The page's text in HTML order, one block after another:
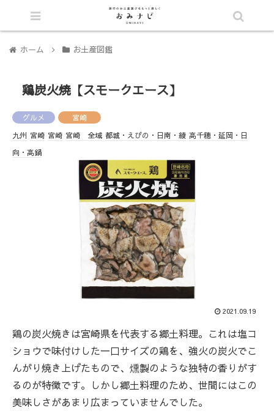
ホーム お土産図鑑
鶏炭火焼【スモークエース】
グルメ
宮崎
九州 宮崎 宮崎 宮崎 全域 都城・えびの・日南・綾 高千穂・延岡・日
向・高鍋
2021.09.19
鶏の炭火焼きは宮崎県を代表する郷土料理。これは塩コ
ショウで味付けした一口サイズの鶏を、強火の炭火でこ
んがり焼き上げたもので、燻製のような独特の香りがす
るのが特徴です。しかし郷土料理のため、世間にはこの
美味しさがあまり広まっていませんでした。
シェア